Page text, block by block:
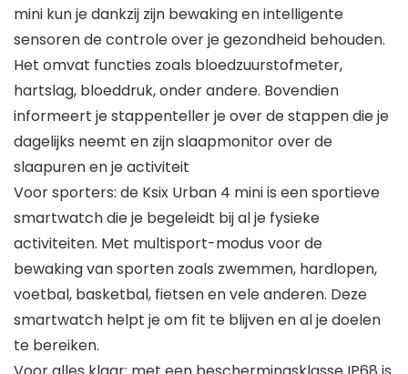
mini kun je dankzij zijn bewaking en intelligente
sensoren de controle over je gezondheid behouden.
Het omvat functies zoals bloedzuurstofmeter,
hartslag, bloeddruk, onder andere. Bovendien
informeert je stappenteller je over de stappen die je
dagelijks neemt en zijn slaapmonitor over de
slaapuren en je activiteit
Voor sporters: de Ksix Urban 4 mini is een sportieve
smartwatch die je begeleidt bij al je fysieke
activiteiten. Met multisport-modus voor de
bewaking van sporten zoals zwemmen, hardlopen,
voetbal, basketbal, fietsen en vele anderen. Deze
smartwatch helpt je om fit te blijven en al je doelen
te bereiken.